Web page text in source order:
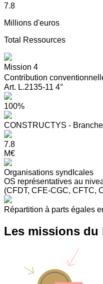
7.8
Millions d'euros
Total Ressources
Mission 4
Contribution
Art. L.2135-11 4°
100%
CONSTRUCTYS -
7.8
M€
Organisations syndIcales
OS représentatives au
(CFDT, CFE-CGC, CFTC,
Répartition à parts égales
Les missions du